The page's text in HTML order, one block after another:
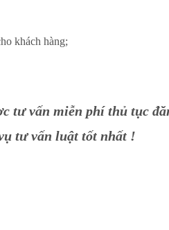
khách hàng;
tư vấn miễn phí thủ tục
tư vấn luật tốt nhất !